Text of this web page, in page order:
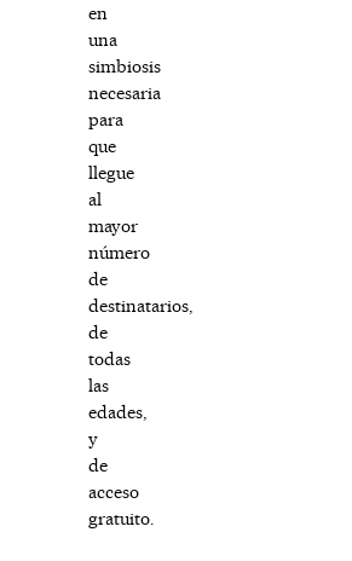
en
una
simbiosis
necesaria
para
que
llegue
al
mayor
número
de
destinatarios,
de
todas
las
edades,
y
de
acceso
gratuito.